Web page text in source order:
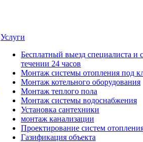
Услуги
Бесплатный выезд специалиста и
течении 24 часов
Монтаж системы отопления под
Монтаж котельного оборудования
Монтаж теплого пола
Монтаж системы водоснабжения
Установка сантехники
монтаж канализации
Проектирование систем
Газификация объекта